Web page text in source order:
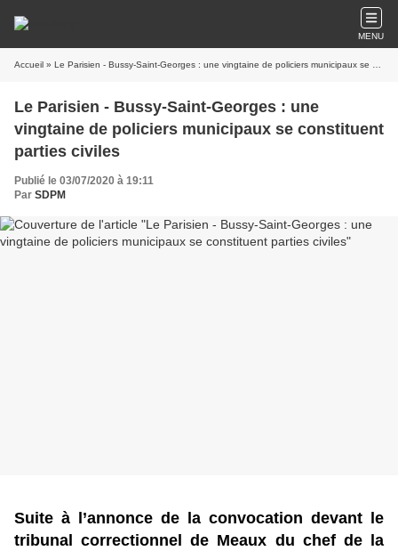
MENU
Accueil » Le Parisien - Bussy-Saint-Georges : une vingtaine de policiers municipaux se constituent parties civiles
Le Parisien - Bussy-Saint-Georges : une
vingtaine de policiers municipaux se constituent
parties civiles
Publié le 03/07/2020 à 19:11
Par SDPM
Suite à l’annonce de la convocation devant le
tribunal correctionnel de Meaux du chef de la